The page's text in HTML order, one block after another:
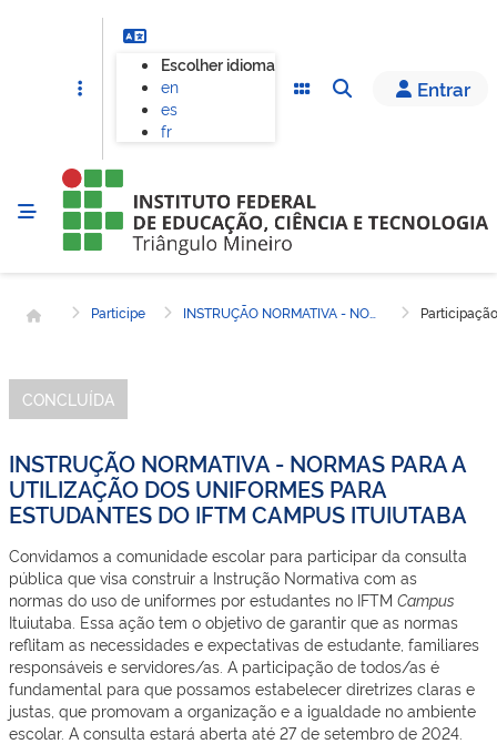
Escolher idioma
en
es
fr
Entrar
Página inicial
Participe Participação
CONCLUÍDA
INSTRUÇÃO NORMATIVA - NORMAS PARA A
UTILIZAÇÃO DOS UNIFORMES PARA
ESTUDANTES DO IFTM CAMPUS ITUIUTABA
Convidamos a comunidade escolar para participar da consulta
pública que visa construir a Instrução Normativa com as
normas do uso de uniformes por estudantes no IFTM Campus
Ituiutaba. Essa ação tem o objetivo de garantir que as normas
reflitam as necessidades e expectativas de estudante, familiares
responsáveis e servidores/as. A participação de todos/as é
fundamental para que possamos estabelecer diretrizes claras e
justas, que promovam a organização e a igualdade no ambiente
escolar. A consulta estará aberta até 27 de setembro de 2024.